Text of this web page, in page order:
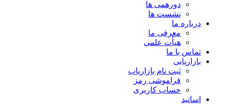
دورهمی ها
نشست ها
درباره ما
معرفی ما
هیأت علمی
تماس با ما
بازاریابی
ثبت نام بازاریاب
فراموشی رمز
حساب کاربری
اساتید